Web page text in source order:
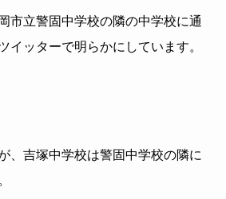
市立警固中学校の隣の中学校に通
イッターで明らかにしています。
、吉塚中学校は警固中学校の隣に